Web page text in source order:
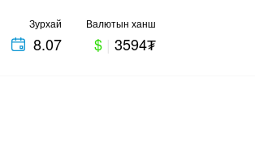
Зурхай
8.07
Валютын ханш
$ | 3594₮